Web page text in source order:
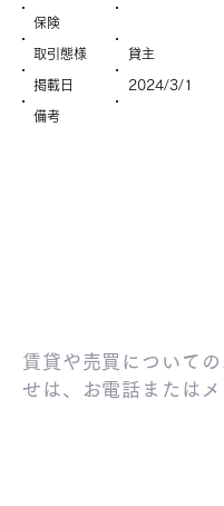
保険
備考
取引態様
掲載日
貸主
2024/3/1
賃貸や売買について
せは、お電話または